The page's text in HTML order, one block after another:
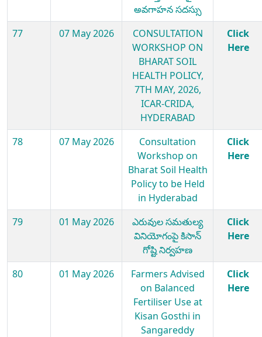
అవగాహన సదస్సు
77 07 May 2026
CONSULTATION
WORKSHOP ON
BHARAT SOIL
HEALTH POLICY,
7TH MAY, 2026,
ICAR-CRIDA,
HYDERABAD
Click
Here
78 07 May 2026
Consultation
Workshop on
Bharat Soil Health
Policy to be Held
in Hyderabad
Click
Here
79 01 May 2026
ఎరువుల సమతుల్య
వినియోగంపై కిసాన్
గోష్టి నిర్వహణ
Click
Here
80 01 May 2026
Farmers Advised
on Balanced
Fertiliser Use at
Kisan Gosthi in
Sangareddy
Click
Here